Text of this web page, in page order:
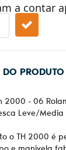
a contar
PRODUTO
2000 - 06
Leve/Media
o TH 2000 é